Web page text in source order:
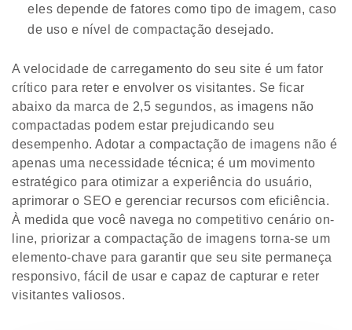
eles depende de fatores como tipo de imagem, caso
de uso e nível de compactação desejado.
A velocidade de carregamento do seu site é um fator
crítico para reter e envolver os visitantes. Se ficar
abaixo da marca de 2,5 segundos, as imagens não
compactadas podem estar prejudicando seu
desempenho. Adotar a compactação de imagens não é
apenas uma necessidade técnica; é um movimento
estratégico para otimizar a experiência do usuário,
aprimorar o SEO e gerenciar recursos com eficiência.
À medida que você navega no competitivo cenário on-
line, priorizar a compactação de imagens torna-se um
elemento-chave para garantir que seu site permaneça
responsivo, fácil de usar e capaz de capturar e reter
visitantes valiosos.